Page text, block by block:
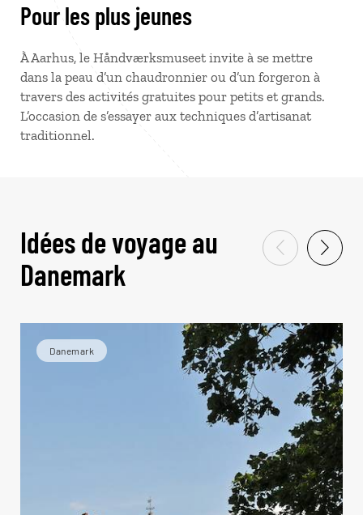
Pour les plus jeunes
À Aarhus, le Håndværksmuseet invite à se mettre
dans la peau d’un chaudronnier ou d’un forgeron à
travers des activités gratuites pour petits et grands.
L’occasion de s’essayer aux techniques d’artisanat
traditionnel.
Idées de voyage au
Danemark
Danemark